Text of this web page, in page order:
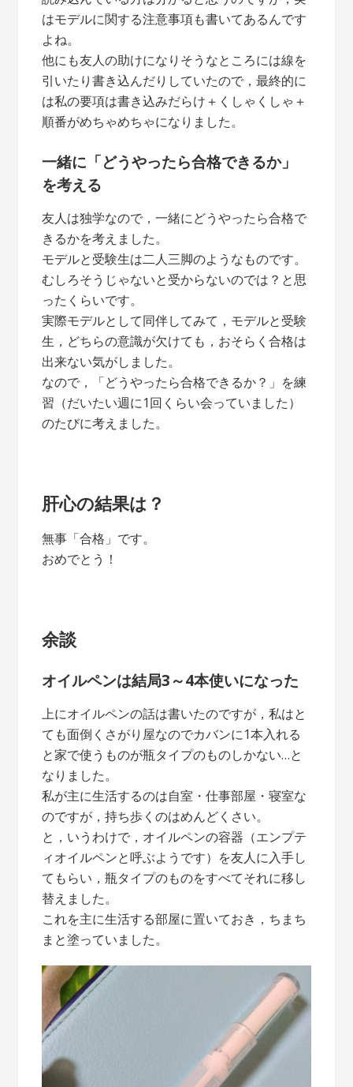
はモデルに関する注意事項も書いてあるんです
よね。
他にも友人の助けになりそうなところには線を
引いたり書き込んだりしていたので，最終的に
は私の要項は書き込みだらけ＋くしゃくしゃ＋
順番がめちゃめちゃになりました。
一緒に「どうやったら合格できるか」
を考える
友人は独学なので，一緒にどうやったら合格で
きるかを考えました。
モデルと受験生は二人三脚のようなものです。
むしろそうじゃないと受からないのでは？と思
ったくらいです。
実際モデルとして同伴してみて，モデルと受験
生，どちらの意識が欠けても，おそらく合格は
出来ない気がしました。
なので，「どうやったら合格できるか？」を練
習（だいたい週に1回くらい会っていました）
のたびに考えました。
肝心の結果は？
無事「合格」です。
おめでとう！
余談
オイルペンは結局3～4本使いになった
上にオイルペンの話は書いたのですが，私はと
ても面倒くさがり屋なのでカバンに1本入れる
と家で使うものが瓶タイプのものしかない…と
なりました。
私が主に生活するのは自室・仕事部屋・寝室な
のですが，持ち歩くのはめんどくさい。
と，いうわけで，オイルペンの容器（エンプテ
ィオイルペンと呼ぶようです）を友人に入手し
てもらい，瓶タイプのものをすべてそれに移し
替えました。
これを主に生活する部屋に置いておき，ちまち
まと塗っていました。